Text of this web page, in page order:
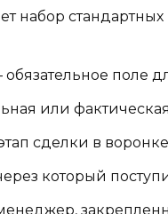
набор
поле
или
сделки в
который